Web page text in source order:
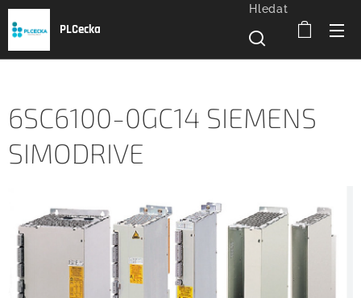
PLCecka
Hledat
6SC6100-0GC14 SIEMENS
SIMODRIVE